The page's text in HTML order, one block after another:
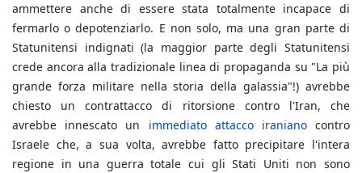
ammettere anche di essere stata totalmente incapace di
fermarlo o depotenziarlo. E non solo, ma una gran parte di
Statunitensi indignati (la maggior parte degli Statunitensi
crede ancora alla tradizionale linea di propaganda su "La più
grande forza militare nella storia della galassia"!) avrebbe
chiesto un contrattacco di ritorsione contro l'Iran, che
avrebbe innescato un immediato attacco iranianocontro
Israele che, a sua volta, avrebbe fatto precipitare l'intera
regione in una guerra totale cui gli Stati Uniti non sono